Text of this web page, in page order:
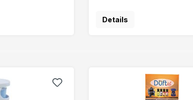
Details